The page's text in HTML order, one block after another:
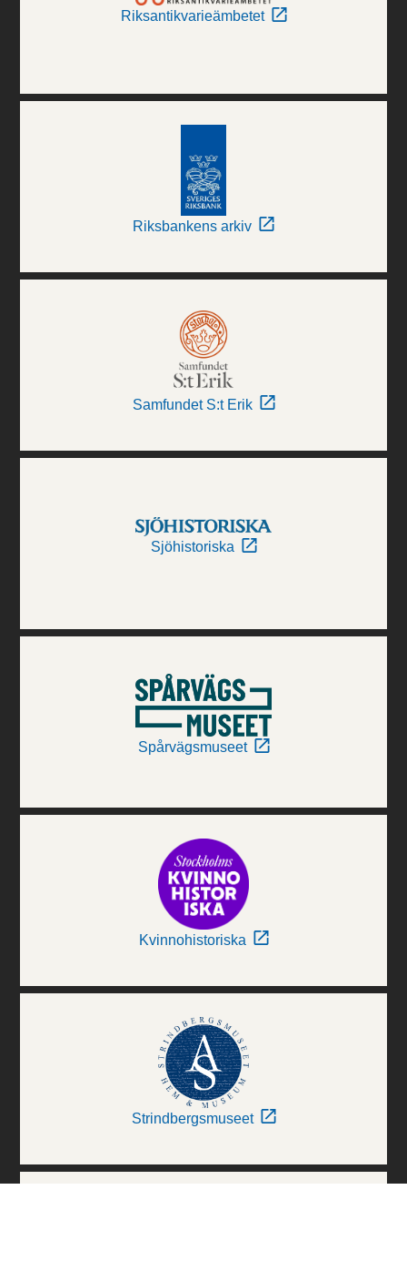
Riksantikvarieämbetet
Riksbankens arkiv
Samfundet S:t Erik
Sjöhistoriska
Spårvägsmuseet
Kvinnohistoriska
Strindbergsmuseet